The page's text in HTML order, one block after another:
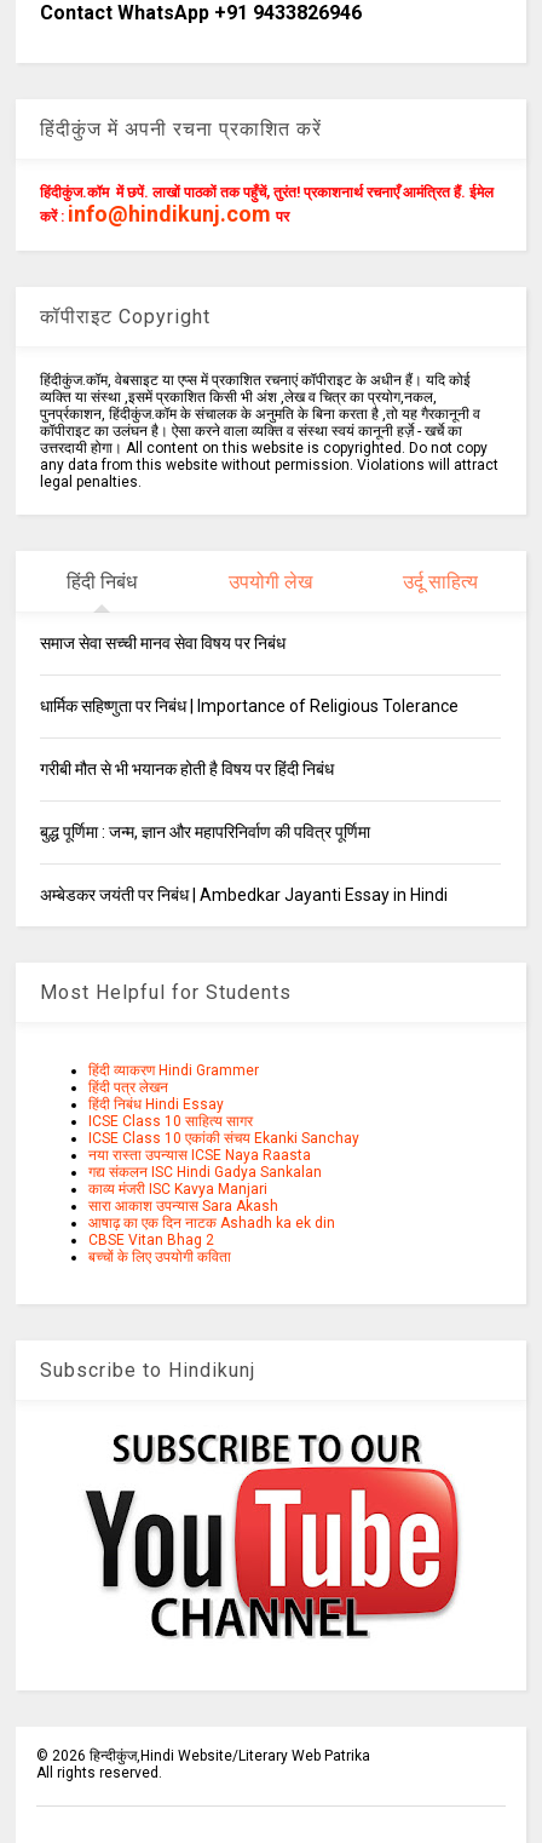
Contact WhatsApp +91 9433826946
हिंदीकुंज में अपनी रचना प्रकाशित करें
हिंदीकुंज.कॉम में छपें. लाखों पाठकों तक पहुँचें, तुरंत! प्रकाशनार्थ रचनाएँ आमंत्रित हैं. ईमेल
करें : info@hindikunj.com पर
कॉपीराइट Copyright
हिंदीकुंज.कॉम, वेबसाइट या एप्स में प्रकाशित रचनाएं कॉपीराइट के अधीन हैं। यदि कोई
व्यक्ति या संस्था ,इसमें प्रकाशित किसी भी अंश ,लेख व चित्र का प्रयोग,नकल,
पुनर्प्रकाशन, हिंदीकुंज.कॉम के संचालक के अनुमति के बिना करता है ,तो यह गैरकानूनी व
कॉपीराइट का उलंघन है। ऐसा करने वाला व्यक्ति व संस्था स्वयं कानूनी हर्ज़े - खर्चे का
उत्तरदायी होगा। All content on this website is copyrighted. Do not copy
any data from this website without permission. Violations will attract
legal penalties.
हिंदी निबंध उपयोगी लेख उर्दू साहित्य
समाज सेवा सच्ची मानव सेवा विषय पर निबंध
धार्मिक सहिष्णुता पर निबंध | Importance of Religious Tolerance
गरीबी मौत से भी भयानक होती है विषय पर हिंदी निबंध
बुद्ध पूर्णिमा : जन्म, ज्ञान और महापरिनिर्वाण की पवित्र पूर्णिमा
अम्बेडकर जयंती पर निबंध | Ambedkar Jayanti Essay in Hindi
Most Helpful for Students
हिंदी व्याकरण Hindi Grammer
हिंदी पत्र लेखन
हिंदी निबंध Hindi Essay
ICSE Class 10 साहित्य सागर
ICSE Class 10 एकांकी संचय Ekanki Sanchay
नया रास्ता उपन्यास ICSE Naya Raasta
गद्य संकलन ISC Hindi Gadya Sankalan
काव्य मंजरी ISC Kavya Manjari
सारा आकाश उपन्यास Sara Akash
आषाढ़ का एक दिन नाटक Ashadh ka ek din
CBSE Vitan Bhag 2
बच्चों के लिए उपयोगी कविता
Subscribe to Hindikunj
©2026 हिन्दीकुंज,Hindi Website/Literary Web Patrika
All rights reserved.